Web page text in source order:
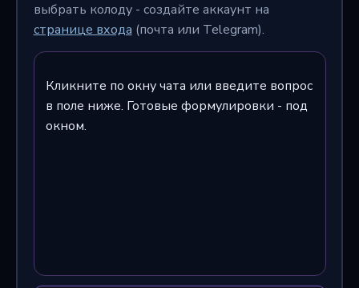
выбрать колоду - создайте аккаунт на
странице входа (почта или Telegram).
Кликните по окну чата или введите вопрос
в поле ниже. Готовые формулировки - под
окном.